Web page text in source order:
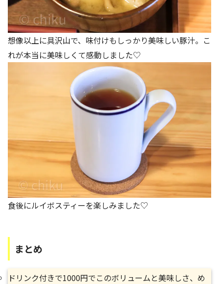
想像以上に具沢山で、味付けもしっかり美味しい豚汁。こ
れが本当に美味しくて感動しました♡
食後にルイボスティーを楽しみました♡
まとめ
ドリンク付きで1000円でこのボリュームと美味しさ、め